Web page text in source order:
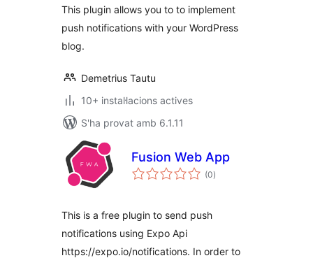
This plugin allows you to to implement
push notifications with your WordPress
blog.
Demetrius Tautu
10+ instal·lacions actives
S'ha provat amb 6.1.11
Fusion Web App
(0puntuacions
totals
)
This is a free plugin to send push
notifications using Expo Api
https://expo.io/notifications. In order to